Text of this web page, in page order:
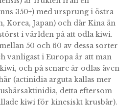
350+) med ursprung i östra
Korea, Japan) och där Kina än
i världen på att odla kiwi.
50 och 60 av dessa sorter
vanligast i Europa är att man
och på senare år odlas även
(actinidia arguta kallas mer
detta eftersom
kiwi för kinesiskt krusbär).